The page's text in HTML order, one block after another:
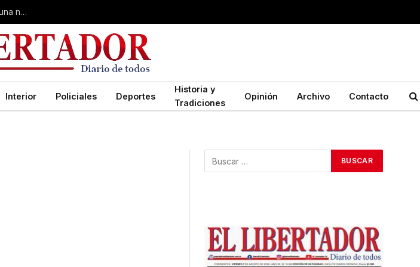
El sueño de crecer en familia: convocatoria nacional para adoptar a una niña de Corrientes
Interior Policiales Deportes
Historia y
Tradiciones
Opinión Archivo Contacto